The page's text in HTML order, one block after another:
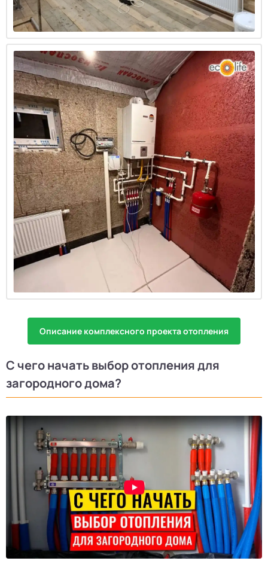
Описание комплексного проекта отопления
C чего начать выбор отопления для
загородного дома?